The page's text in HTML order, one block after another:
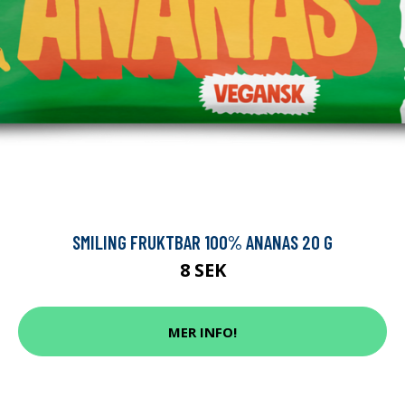
SMILING FRUKTBAR 100% ANANAS 20 G
8 SEK
MER INFO!